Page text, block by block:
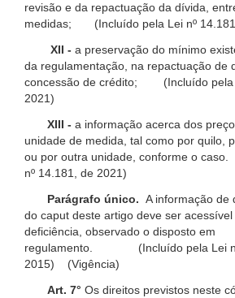
revisão e da repactuação da dívida,
medidas; (Incluído pela Lei nº
XII - a preservação do mínimo
da regulamentação, na repactuação de
concessão de crédito; (Incluído pela
2021)
XIII - a informação acerca dos
unidade de medida, tal como por quilo,
ou por outra unidade, conforme o
nº 14.181, de 2021)
Parágrafo único. A informação de
do caput deste artigo deve ser
deficiência, observado o disposto em
regulamento. (Incluído pela Lei nº
2015) (Vigência)
Art. 7° Os direitos previstos neste